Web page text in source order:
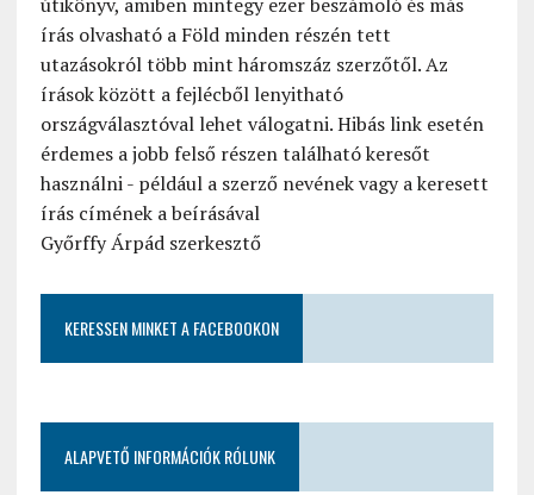
írás olvasható a Föld minden részén tett
utazásokról több mint háromszáz szerzőtől. Az
írások között a fejlécből lenyitható
országválasztóval lehet válogatni. Hibás link esetén
érdemes a jobb felső részen található keresőt
használni - például a szerző nevének vagy a keresett
írás címének a beírásával
Győrffy Árpád szerkesztő
KERESSEN MINKET A FACEBOOKON
ALAPVETŐ INFORMÁCIÓK RÓLUNK